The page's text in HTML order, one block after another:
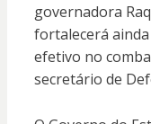
governadora
fortalecerá
efetivo no
secretário de